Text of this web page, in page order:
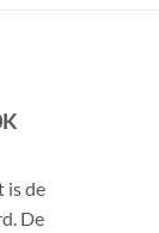
is de
De